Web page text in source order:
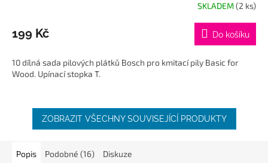
SKLADEM(2 ks)
199 Kč Do košíku
10 dílná sada pilových plátků Bosch pro kmitací pily Basic for
Wood. Upínací stopka T.
ZOBRAZIT VŠECHNY SOUVISEJÍCÍ PRODUKTY
Popis Podobné (16) Diskuze